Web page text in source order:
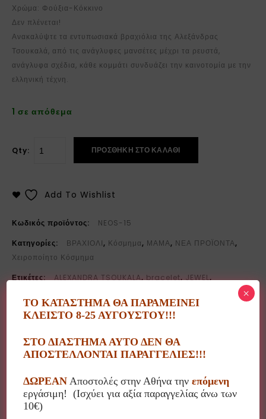
Χρώμα: Φούξια-Κόκκινο
Δεν πλένεται!
Ανακαλύψτε τα εντυπωσιακά βραχιόλια της Αλεξάνδρας
Τσουκαλά, από τις ανάγλυφες μανσέτες μέχρι τα ρευστά,
ανάγλυφα σχέδια, κάθε κομμάτι συνδυάζει την καινοτομία με την
ελληνική τέχνη.
1 σε απόθεμα
Qty: ΠΡΟΣΘΉΚΗ ΣΤΟ ΚΑΛΆΘΙ
Add To Wishlist
Κωδικός προϊόντος:
NEOS-15
Κατηγορίες:
ΒΡΑΧΙΟΛΙ, Κόσμημα, ΜΑΜΑ, ΝΕΑ ΠΡΟΪΟΝΤΑ,
Χειροποίητο Κόσμημα
Ετικέτες:
ALEXANDRA TSOUKALA, bracelet, JEWEL,
Η Αλεξάνδρα Τσουκαλά είναι Ελληνίδα σχεδιάστρια
ΤΟ ΚΑΤΑΣΤΗΜΑ ΘΑ ΠΑΡΑΜΕΙΝΕΙ
ΚΛΕΙΣΤΟ 8-25 ΑΥΓΟΥΣΤΟΥ!!!
ΣΤΟ ΔΙΑΣΤΗΜΑ ΑΥΤΟ ΔΕΝ ΘΑ
ΑΠΟΣΤΕΛΛΟΝΤΑΙ ΠΑΡΑΓΓΕΛΙΕΣ!!!
ΔΩΡΕΑΝ Αποστολές στην Αθήνα τηνεπόμενη
εργάσιμη! (Ισχύει για αξία παραγγελίας άνω των
10€)
×